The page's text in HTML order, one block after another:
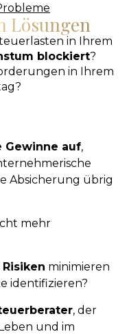
Lösungen
in Ihrem
blockiert?
in Ihrem
Gewinne auf,
Absicherung übrig
mehr
minimieren
identifizieren?
, der
und im